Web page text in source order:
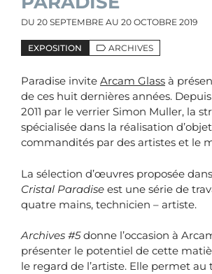
DU 20 SEPTEMBRE AU 20 OCTOBRE 2019
EXPOSITION ARCHIVES
Paradise invite Arcam Glass à
de ces huit dernières années.
2011 par le verrier Simon Muller, la
spécialisée dans la réalisation
commandités par des artistes et le
La sélection d’œuvres proposée
Cristal Paradise est une série de
quatre mains, technicien – artiste.
Archives #5donne l’occasion à
présenter le potentiel de cette
le regard de l’artiste. Elle permet au